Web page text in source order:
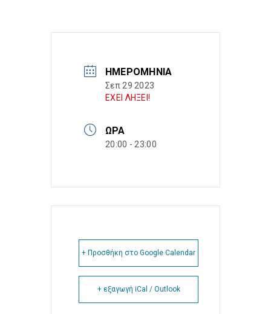
ΗΜΕΡΟΜΗΝΊΑ
Σεπ 29 2023
ΕΧΕΙ ΛΗΞΕΙ!
ΏΡΑ
20:00 - 23:00
+ Προσθήκη στο Google Calendar
+ εξαγωγή iCal / Outlook